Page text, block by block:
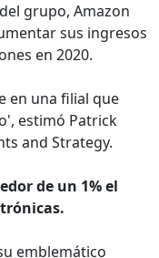
grupo, Amazon
sus ingresos
en 2020.
en una filial que
estimó Patrick
and Strategy.
de un 1% el
emblemático